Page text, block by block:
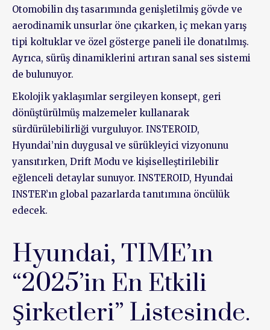
Otomobilin dış tasarımında genişletilmiş gövde ve
aerodinamik unsurlar öne çıkarken, iç mekan yarış
tipi koltuklar ve özel gösterge paneli ile donatılmış.
Ayrıca, sürüş dinamiklerini artıran sanal ses sistemi
de bulunuyor.
Ekolojik yaklaşımlar sergileyen konsept, geri
dönüştürülmüş malzemeler kullanarak
sürdürülebilirliği vurguluyor. INSTEROID,
Hyundai’nin duygusal ve sürükleyici vizyonunu
yansıtırken, Drift Modu ve kişiselleştirilebilir
eğlenceli detaylar sunuyor. INSTEROID, Hyundai
INSTER’ın global pazarlarda tanıtımına öncülük
edecek.
Hyundai, TIME’ın
“2025’in En Etkili
Şirketleri” Listesinde.